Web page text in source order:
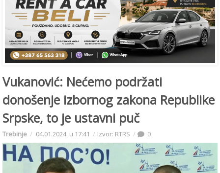
Vukanović: Nećemo podržati
donošenje izbornog zakona Republike
Srpske, to je ustavni puč
Trebinje 04.01.2024. u 17:41 Izvor: RTRS 0